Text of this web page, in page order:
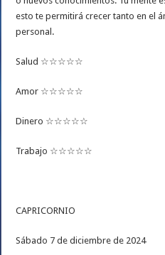
esto te permitirá crecer tanto en el
personal.
Salud ☆☆☆☆☆
Amor ☆☆☆☆☆
Dinero ☆☆☆☆☆
Trabajo ☆☆☆☆☆
CAPRICORNIO
Sábado 7 de diciembre de 2024